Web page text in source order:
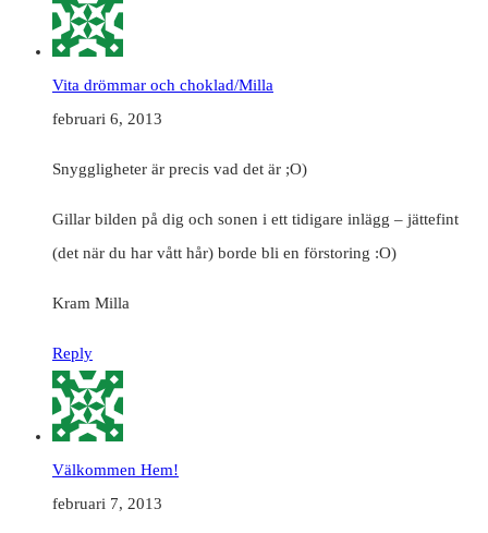
Vita drömmar och choklad/Milla
februari 6, 2013
Snyggligheter är precis vad det är ;O)
Gillar bilden på dig och sonen i ett tidigare inlägg – jättefint
(det när du har vått hår) borde bli en förstoring :O)
Kram Milla
Reply
Välkommen Hem!
februari 7, 2013